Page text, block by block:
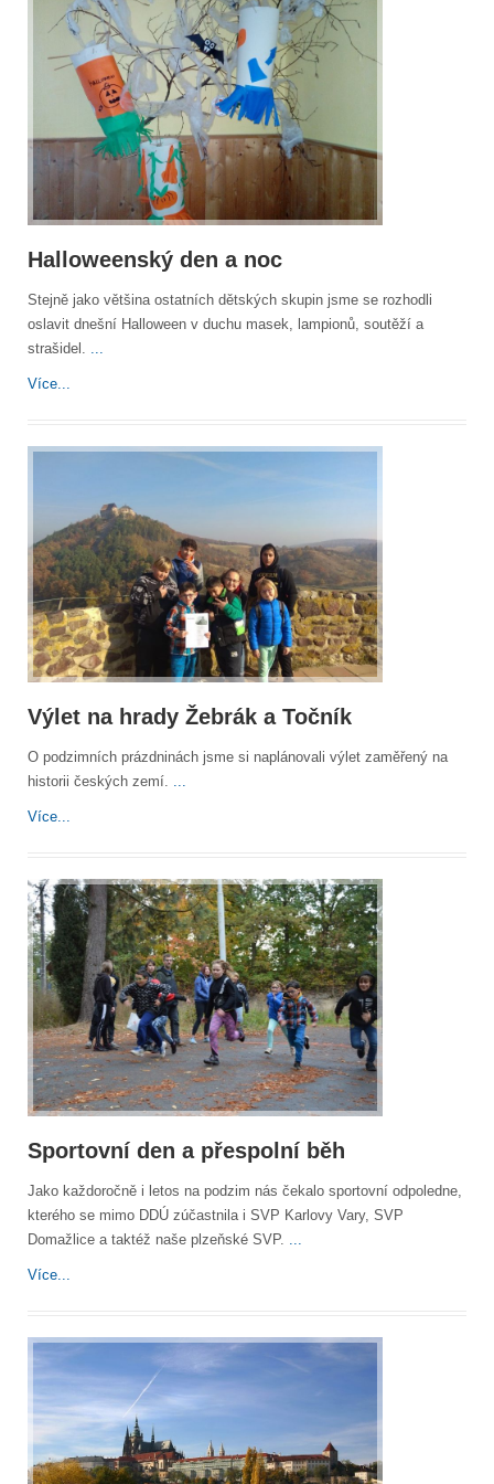
Halloweenský den a noc
Stejně jako většina ostatních dětských skupin jsme se rozhodli
oslavit dnešní Halloween v duchu masek, lampionů, soutěží a
strašidel.
Více...
Výlet na hrady Žebrák a Točník
O podzimních prázdninách jsme si naplánovali výlet zaměřený na
historii českých zemí.
Více...
Sportovní den a přespolní běh
Jako každoročně i letos na podzim nás čekalo sportovní odpoledne,
kterého se mimo DDÚ zúčastnila i SVP Karlovy Vary, SVP
Domažlice a taktéž naše plzeňské SVP.
Více...